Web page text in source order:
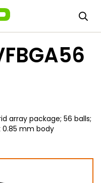
array package; 56 balls;
mm body